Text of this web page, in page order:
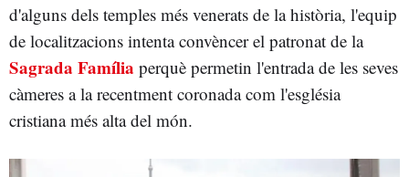
d'alguns dels temples més venerats de la història, l'equip
de localitzacions intenta convèncer el patronat de la
Sagrada Família perquè permetin l'entrada de les seves
càmeres a la recentment coronada com l'església
cristiana més alta del món.